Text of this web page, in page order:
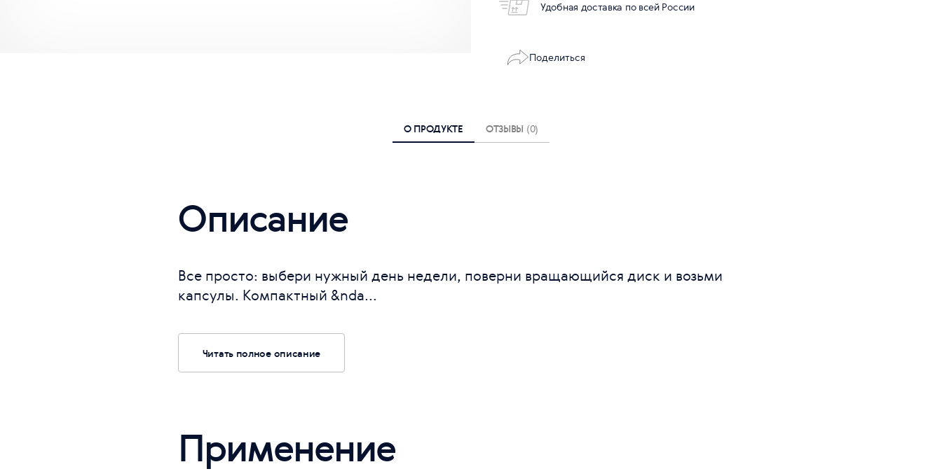
Удобная доставка по всей России
Поделиться
О ПРОДУКТЕ ОТЗЫВЫ (0)
Описание
Все просто: выбери нужный день недели, поверни вращающийся диск и возьми
капсулы. Компактный &nda...
Читать полное описание
Применение